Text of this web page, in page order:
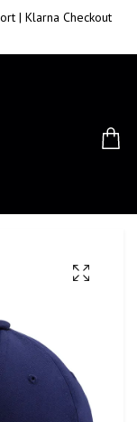
| Klarna Checkout